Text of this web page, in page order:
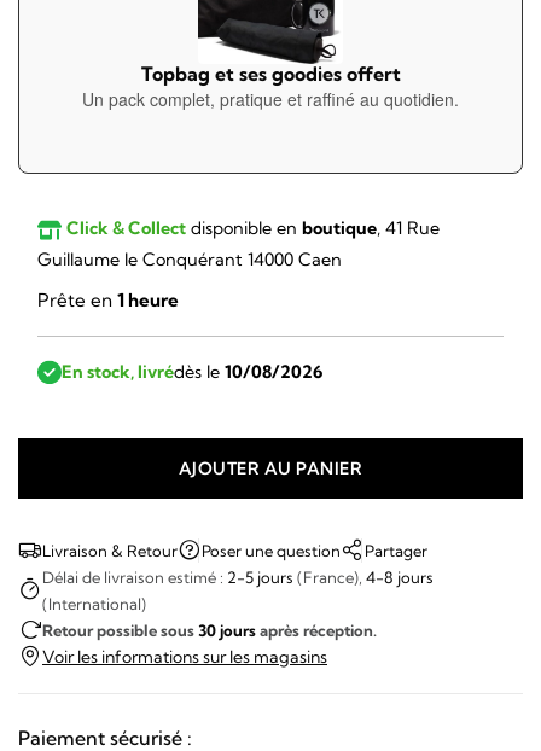
Topbag et ses goodies offert
Un pack complet, pratique et raffiné au quotidien.
Click & Collect disponible en boutique, 41 Rue
Guillaume le Conquérant 14000 Caen
Prête en 1 heure
En stock, livrédès le 10/08/2026
Omega
Seamaster
166.032
AJOUTER AU PANIER
Livraison & Retour Poser une question
Partager
Délai de livraison estimé : 2-5 jours (France), 4-8 jours
(International)
Retour possible sous30 joursaprès réception.
Voir les informations sur les magasins
Paiement sécurisé :